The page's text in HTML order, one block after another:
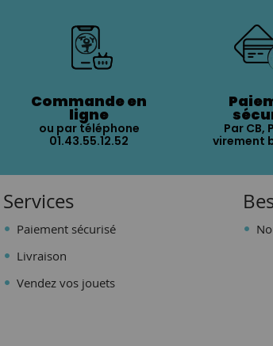
Commande en
ligne
ou par téléphone
01.43.55.12.52
Par CB,
virement
Services
Paiement sécurisé
Livraison
Vendez vos jouets